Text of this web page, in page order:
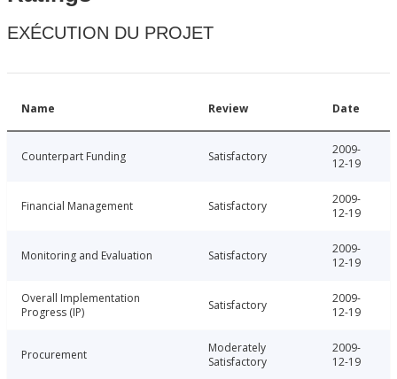
EXÉCUTION DU PROJET
Name Review Date
Counterpart Funding Satisfactory
2009-
12-19
Financial Management Satisfactory
2009-
12-19
Monitoring and Evaluation Satisfactory
2009-
12-19
Overall Implementation
Progress (IP)
Satisfactory
2009-
12-19
Procurement
Moderately
Satisfactory
2009-
12-19